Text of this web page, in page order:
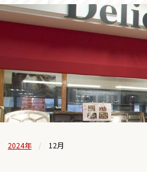
2024年 12月